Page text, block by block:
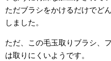
ただブラシをかけるだけでど
しました。
ただ、この毛玉取りブラシ、
は取りにくいようです。